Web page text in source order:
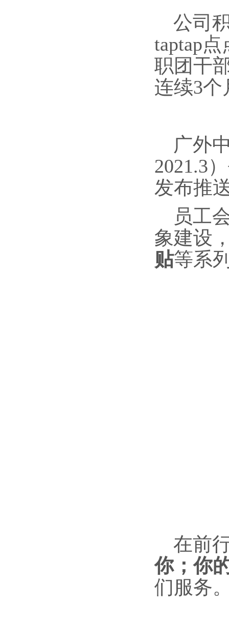
公司
taptap
职团干
连续3
广外
2021.3
发布推
员工
象建设
贴等系
在前
你；你
们服务